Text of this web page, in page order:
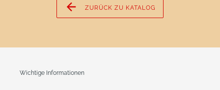
ZURÜCK ZU KATALOG
Wichtige Informationen